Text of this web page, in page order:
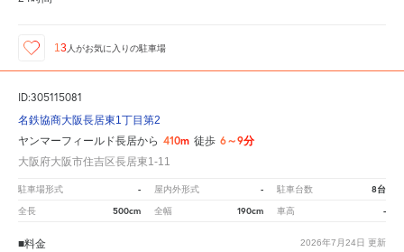
13 人がお気に入りの駐車場
ID:305115081
名鉄協商大阪長居東1丁目第2
ヤンマーフィールド長居から 410m 徒歩 6～9分
大阪府大阪市住吉区長居東1-11
駐車場形式 - 屋内外形式 - 駐車台数 8台
全長 500cm 全幅 190cm 車高 -
2026年7月24日 更新
■料金